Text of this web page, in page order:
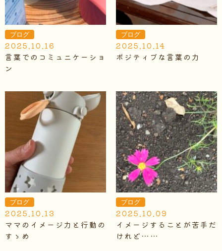
ブログ
2025.10.16
言葉でのコミュニケーショ
ン
ブログ
2025.10.14
ポジティブな言葉の力
ブログ
2025.10.13
ママのイメージ力と行動の
すゝめ
ブログ
2025.10.09
イメージすることが苦手だ
けれど……